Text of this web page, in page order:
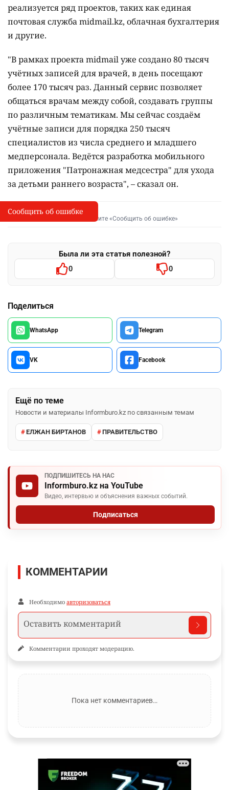
реализуется ряд проектов, таких как единая
почтовая служба midmail.kz, облачная бухгалтерия
и другие.
"В рамках проекта midmail уже создано 80 тысяч
учётных записей для врачей, в день посещают
более 170 тысяч раз. Данный сервис позволяет
общаться врачам между собой, создавать группы
по различным тематикам. Мы сейчас создаём
учётные записи для порядка 250 тысяч
специалистов из числа среднего и младшего
медперсонала. Ведётся разработка мобильного
приложения "Патронажная медсестра" для ухода
за детьми раннего возраста", – сказал он.
I
Сообщить об опечатке
Выделите фрагмент и нажмите «Сообщить об ошибке»
Была ли эта статья полезной?
0 0
Поделиться
WhatsApp Telegram
VK Facebook
Ещё по теме
Новости и материалы Informburo.kz по связанным темам
ЕЛЖАН БИРТАНОВ ПРАВИТЕЛЬСТВО
ПОДПИШИТЕСЬ НА НАС
Informburo.kz на YouTube
Видео, интервью и объяснения важных событий.
Подписаться
Сообщить об ошибке
КОММЕНТАРИИ
Необходимо авторизоваться
Комментарии проходят модерацию.
Пока нет комментариев…